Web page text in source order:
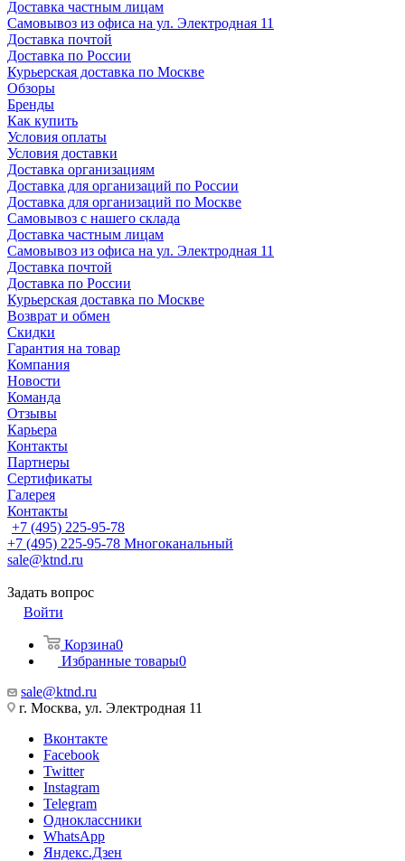
Доставка частным лицам
Самовывоз из офиса на ул. Электродная 11
Доставка почтой
Доставка по России
Курьерская доставка по Москве
Обзоры
Бренды
Как купить
Условия оплаты
Условия доставки
Доставка организациям
Доставка для организаций по России
Доставка для организаций по Москве
Самовывоз с нашего склада
Доставка частным лицам
Самовывоз из офиса на ул. Электродная 11
Доставка почтой
Доставка по России
Курьерская доставка по Москве
Возврат и обмен
Скидки
Гарантия на товар
Компания
Новости
Команда
Отзывы
Карьера
Контакты
Партнеры
Сертификаты
Галерея
Контакты
+7 (495) 225-95-78
+7 (495) 225-95-78 Многоканальный
sale@ktnd.ru
Задать вопрос
Войти
Корзина0
Избранные товары0
sale@ktnd.ru
г. Москва, ул. Электродная 11
Вконтакте
Facebook
Twitter
Instagram
Telegram
Одноклассники
WhatsApp
Яндекс.Дзен